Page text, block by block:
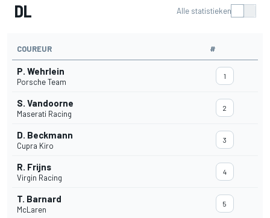
DL Alle statistieken
COUREUR #
P. Wehrlein
Porsche Team
1
S. Vandoorne
Maserati Racing
2
D. Beckmann
Cupra Kiro
3
R. Frijns
Virgin Racing
4
T. Barnard
McLaren
5